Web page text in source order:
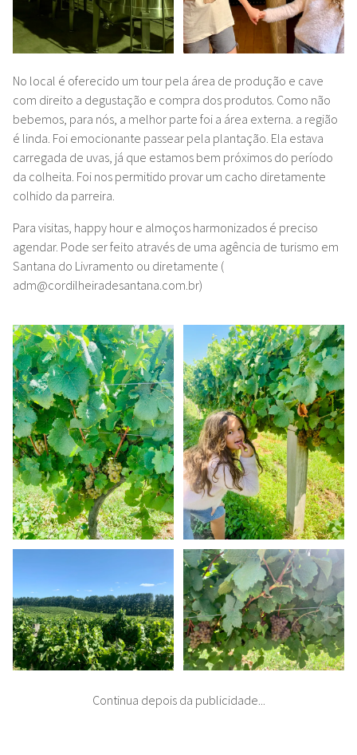
No local é oferecido um tour pela área de produção e cave
com direito a degustação e compra dos produtos. Como não
bebemos, para nós, a melhor parte foi a área externa. a região
é linda. Foi emocionante passear pela plantação. Ela estava
carregada de uvas, já que estamos bem próximos do período
da colheita. Foi nos permitido provar um cacho diretamente
colhido da parreira.
Para visitas, happy hour e almoços harmonizados é preciso
agendar. Pode ser feito através de uma agência de turismo em
Santana do Livramento ou diretamente (
adm@cordilheiradesantana.com.br)
Continua depois da publicidade...